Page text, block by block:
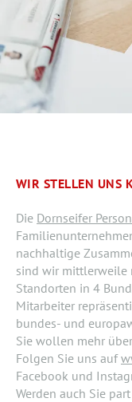
WIR STELLEN UNS
Die Dornseifer
nachhaltige
sind wir mittlerweile
Standorten in 4
Mitarbeiter
bundes- und
Sie wollen mehr
Folgen Sie uns auf
Facebook und
Werden auch Sie